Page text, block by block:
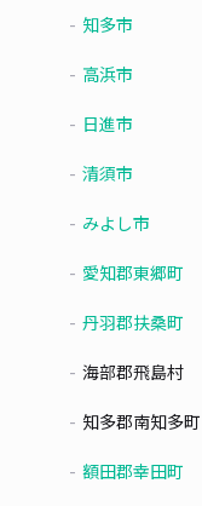
知多市
高浜市
日進市
清須市
みよし市
愛知郡東郷町
丹羽郡扶桑町
海部郡飛島村
知多郡南知多町
額田郡幸田町